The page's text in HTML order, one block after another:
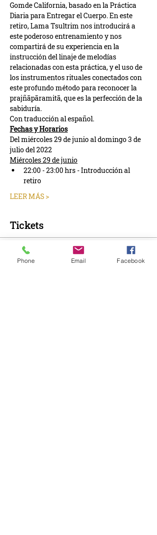
Gomde California, basado en la Práctica
Diaria para Entregar el Cuerpo. En este
retiro, Lama Tsultrim nos introducirá a
este poderoso entrenamiento y nos
compartirá de su experiencia en la
instrucción del linaje de melodías
relacionadas con esta práctica, y el uso de
los instrumentos rituales conectados con
este profundo método para reconocer la
prajñāpāramitā, que es la perfección de la
sabiduría.
Con traducción al español.
Fechas y Horarios
Del miércoles 29 de junio al domingo 3 de
julio del 2022
Miércoles 29 de junio
22:00 - 23:00 hrs - Introducción al
retiro
LEER MÁS >
Tickets
Venta finalizada
Phone Email Facebook